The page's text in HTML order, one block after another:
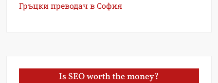
Гръцки преводач в София
Is SEO worth the money?